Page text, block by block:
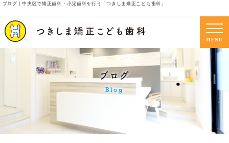
ブログ｜中央区で矯正歯科・小児歯科を行う「つきしま矯正こども歯科」
MENU
ブログ
Blog